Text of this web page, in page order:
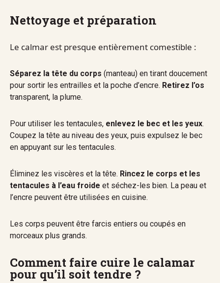
Nettoyage et préparation
Le calmar est presque entièrement comestible :
Séparez la tête du corps (manteau) en tirant doucement
pour sortir les entrailles et la poche d’encre. Retirez l’os
transparent, la plume.
Pour utiliser les tentacules, enlevez le bec et les yeux.
Coupez la tête au niveau des yeux, puis expulsez le bec
en appuyant sur les tentacules.
Éliminez les viscères et la tête. Rincez le corps et les
tentacules à l’eau froide et séchez-les bien. La peau et
l’encre peuvent être utilisées en cuisine.
Les corps peuvent être farcis entiers ou coupés en
morceaux plus grands.
Comment faire cuire le calamar
pour qu’il soit tendre ?